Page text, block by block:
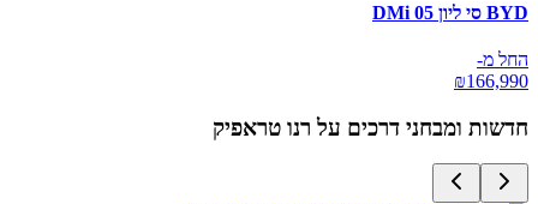
BYD סי ליון 05 DMi
החל מ-
₪166,990
חדשות ומבחני דרכים על רנו טראפיק